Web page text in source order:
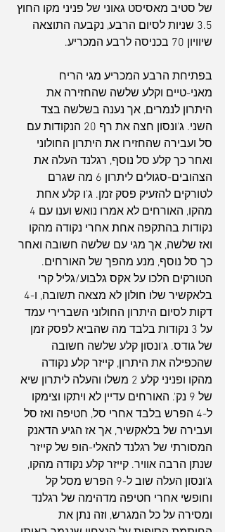
של סטיב מאסיסט גאוני של פניני מקו החוץ
3.5 שניות לסיום הרבע, נקבעה התוצאה
שיוויון 70 בכניסה לרבע המכריע.
בפתיחת הרבע המכריע מגי הריח
מאני-טיים וקלע שלשה שהחזירה את
היתרון לנמרים, אך נענה בשלשה בצד
השני. ג'ונסון חצה את רף 20 הנקודות עם
סל ועבירה שהחזירו את היתרון החולוני
ואחר כך קלע סל נוסף, רגלנד העלה את
הצהובים-סגולים ליתרון 6 מה שגרם
לטורקים להזעיק פסק זמן. ג'ו קלע אחת
נקודות בהתקפה אחת אחרי נקודה מהקו
ואז שלשה, אך מגי עם שלשה חשובה ואחר
כך סל נוסף, מנע מהפך של האורחים.
הטורקים הלכו על אקס גלבוע/גליל קרי
דקות לסיום היתרון החולוני השברירי עמד
על 3 נקודות בלבד מה שהביא לפסק זמן
של גודס. ג'ונסון קלע שלשה חשובה
שהכפילה את היתרון, קייזר קלע נקודה
מהקו ופניני קלע 2 משלו והעלה ליתרון שיא
של 9 נק'. האורחים עדיין לא ויתקו וצימקו
ל-4 הפרש בלבד אחרי סל, חטיפה ואז סל
ועבירה של בלאקשיר, אך אז הגיע הדאנק
המסורתי של רגלנד להאלי-הופ של קייזר
שנתן הרבה אוויר. קייזר קלע נקודה מהקו,
ג'ונסון העלה שוב ל-9 הפרש מסל קל
וחופשי אחרי חטיפה מדהימה של רגלנד
ומסירה על כל המגרש, וזה נתן את